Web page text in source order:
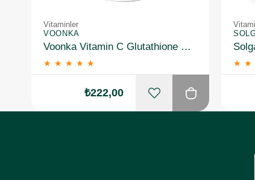
Vitaminler
VOONKA
Voonka Vitamin C Glutathione Complex Efervesan 15 Tablet
★ ★ ★ ★ ★
₺222,00
★ ★